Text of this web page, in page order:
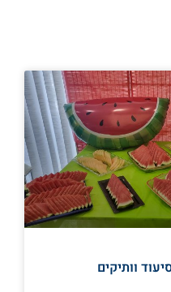
וותיקים